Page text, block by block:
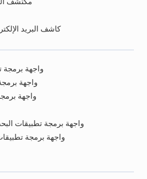
كاشف البريد
واجهة برمجة
واجهة
واجهة
واجهة برمجة تطبيقات
واجهة برمجة